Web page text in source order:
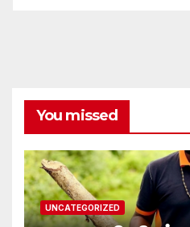
You missed
UNCATEGORIZED